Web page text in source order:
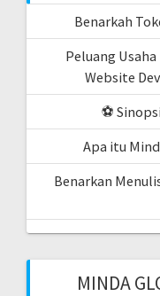
Benarkah
Peluang
Website
⚽
Apa itu
Benarkan
MINDA